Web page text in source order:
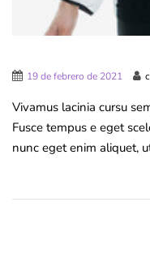
19 de febrero de 2021
Vivamus lacinia cursu
Fusce tempus e eget
nunc eget enim aliquet,